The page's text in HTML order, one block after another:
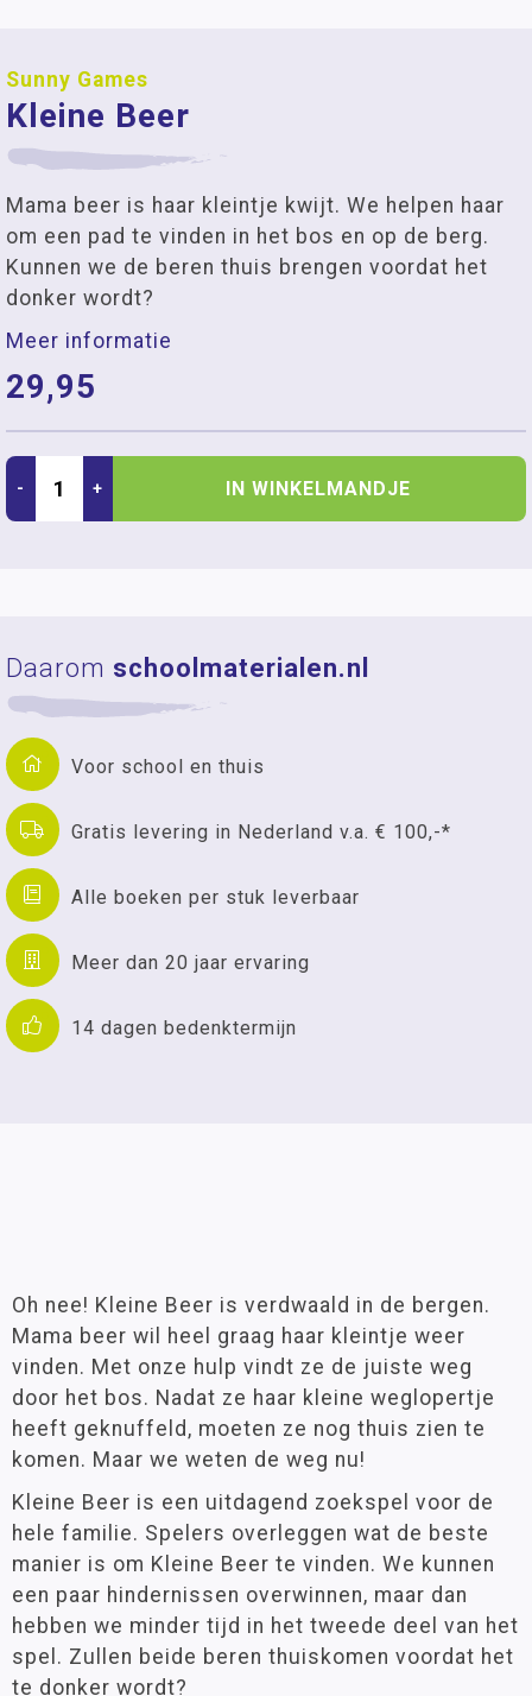
Sunny Games
Kleine Beer
Mama beer is haar kleintje kwijt. We helpen haar
om een pad te vinden in het bos en op de berg.
Kunnen we de beren thuis brengen voordat het
donker wordt?
Meer informatie
29,95
- + IN WINKELMANDJE
Daarom schoolmaterialen.nl
Voor school en thuis
Gratis levering in Nederland v.a. € 100,-*
Alle boeken per stuk leverbaar
Meer dan 20 jaar ervaring
14 dagen bedenktermijn
Oh nee! Kleine Beer is verdwaald in de bergen.
Mama beer wil heel graag haar kleintje weer
vinden. Met onze hulp vindt ze de juiste weg
door het bos. Nadat ze haar kleine weglopertje
heeft geknuffeld, moeten ze nog thuis zien te
komen. Maar we weten de weg nu!
Kleine Beer is een uitdagend zoekspel voor de
hele familie. Spelers overleggen wat de beste
manier is om Kleine Beer te vinden. We kunnen
een paar hindernissen overwinnen, maar dan
hebben we minder tijd in het tweede deel van het
spel. Zullen beide beren thuiskomen voordat het
te donker wordt?